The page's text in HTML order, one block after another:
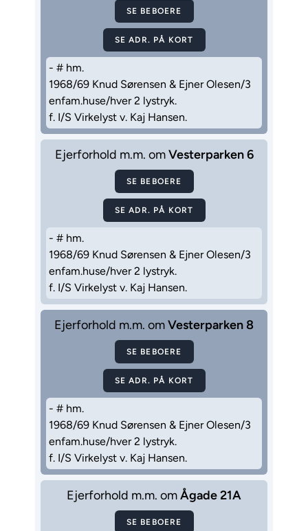
SE BEBOERE
SE ADR. PÅ KORT
- # hm.
1968/69 Knud Sørensen & Ejner Olesen/3
enfam.huse/hver 2 lystryk.
f. I/S Virkelyst v. Kaj Hansen.
Ejerforhold m.m. omVesterparken 6
SE BEBOERE
SE ADR. PÅ KORT
- # hm.
1968/69 Knud Sørensen & Ejner Olesen/3
enfam.huse/hver 2 lystryk.
f. I/S Virkelyst v. Kaj Hansen.
Ejerforhold m.m. omVesterparken 8
SE BEBOERE
SE ADR. PÅ KORT
- # hm.
1968/69 Knud Sørensen & Ejner Olesen/3
enfam.huse/hver 2 lystryk.
f. I/S Virkelyst v. Kaj Hansen.
Ejerforhold m.m. omÅgade 21A
SE BEBOERE